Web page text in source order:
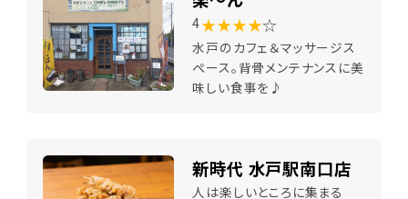
4★★★★☆
水戸のカフェ＆マッサージス
ペース。背骨メンテナンスに美
味しい食事を♪
新時代 水戸駅南口店
人は楽しいところに集まる